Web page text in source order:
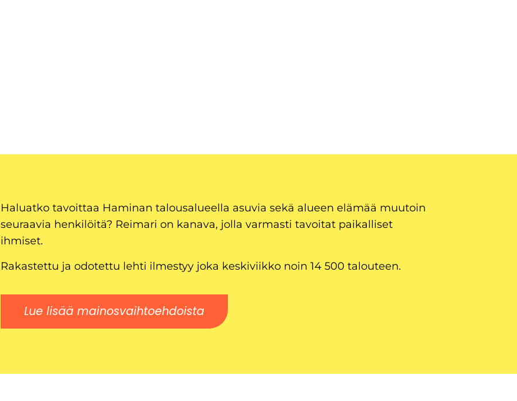
Haluatko tavoittaa Haminan talousalueella asuvia sekä alueen elämää muutoin
seuraavia henkilöitä? Reimari on kanava, jolla varmasti tavoitat paikalliset
ihmiset.
Rakastettu ja odotettu lehti ilmestyy joka keskiviikko noin 14 500 talouteen.
Lue lisää mainosvaihtoehdoista